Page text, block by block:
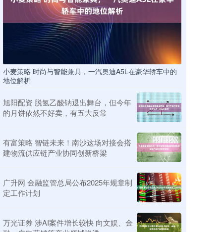
小麦策略 时尚与智能兼具，一汽奥迪A5L在豪华轿车中的
地位解析
旭阳配资 脱氢乙酸钠退出舞台，但今年
的月饼依然不好卖，有五大反常
有富策略 智链未来！南沙这场对接会搭
建物流供应链产业协同创新桥梁
广升网 金融监管总局公布2025年规章制
定工作计划
万光证券 涉AI案件增长较快 向文娱、金